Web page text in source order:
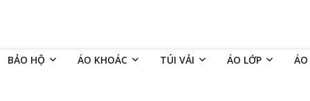
BẢO HỘ ÁO KHOÁC TÚI VẢI ÁO LỚP ÁO